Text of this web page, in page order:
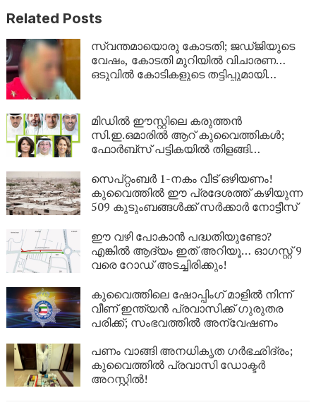
Related Posts
സ്വന്തമായൊരു കോടതി; ജഡ്ജിയുടെ
വേഷം, കോടതി മുറിയിൽ വിചാരണ…
ഒടുവിൽ കോടികളുടെ തട്ടിപ്പുമായി
മിഡിൽ ഈസ്റ്റിലെ കരുത്തൻ
സി.ഇ.ഒമാരിൽ ആറ് കുവൈത്തികൾ;
ഫോർബ്സ് പട്ടികയിൽ തിളങ്ങി
സെപ്റ്റംബർ 1-നകം വീട് ഒഴിയണം!
കുവൈത്തിൽ ഈ പ്രദേശത്ത് കഴിയുന്ന
509 കുടുംബങ്ങൾക്ക് സർക്കാർ നോട്ടീസ്
ഈ വഴി പോകാൻ പദ്ധതിയുണ്ടോ?
എങ്കിൽ ആദ്യം ഇത് അറിയൂ… ഓഗസ്റ്റ് 9
വരെ റോഡ് അടച്ചിരിക്കും!
കുവൈത്തിലെ ഷോപ്പിംഗ് മാളിൽ നിന്ന്
വീണ് ഇന്ത്യൻ പ്രവാസിക്ക് ഗുരുതര
പരിക്ക്; സംഭവത്തിൽ അന്വേഷണം
പണം വാങ്ങി അനധികൃത ഗർഭഛിദ്രം;
കുവൈത്തിൽ പ്രവാസി ഡോക്ടർ
അറസ്റ്റിൽ!